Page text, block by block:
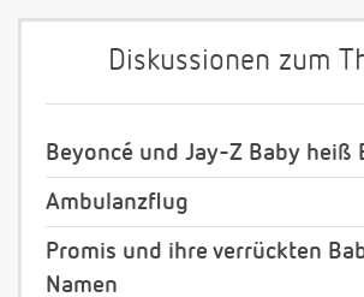
Diskussionen zum
Beyoncé und Jay-Z Baby heiß
Ambulanzflug
Promis und ihre verrückten
Namen